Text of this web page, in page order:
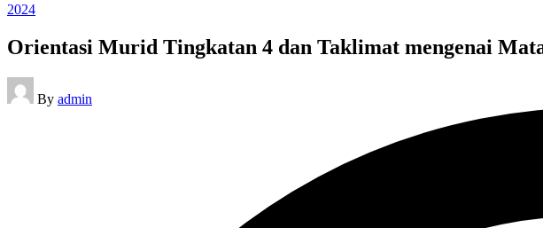
Posted
2024
Orientasi Murid Tingkatan 4 dan Taklimat mengenai
Posted
by
By admin